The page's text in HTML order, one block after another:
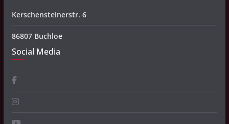
Kerschensteinerstr. 6
86807 Buchloe
Social Media